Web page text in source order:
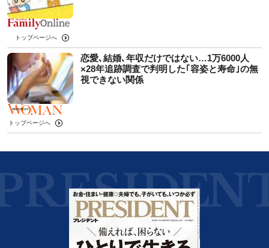
トップページへ
恋愛､結婚､年収だけではない…1万6000人
×28年追跡調査で判明した｢容姿と寿命｣の無
視できない関係
トップページへ